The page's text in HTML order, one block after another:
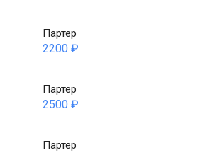
Партер
2200 ₽
Партер
2500 ₽
Партер